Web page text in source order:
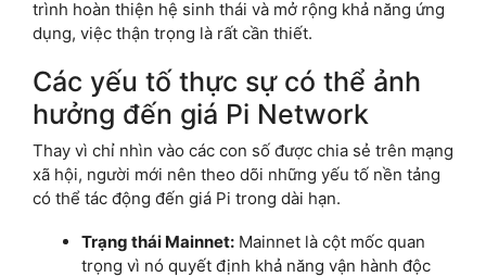
trình hoàn thiện hệ sinh thái và mở rộng khả năng ứng
dụng, việc thận trọng là rất cần thiết.
Các yếu tố thực sự có thể ảnh
hưởng đến giá Pi Network
Thay vì chỉ nhìn vào các con số được chia sẻ trên mạng
xã hội, người mới nên theo dõi những yếu tố nền tảng
có thể tác động đến giá Pi trong dài hạn.
Trạng thái Mainnet: Mainnet là cột mốc quan
trọng vì nó quyết định khả năng vận hành độc